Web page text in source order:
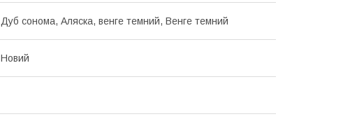
Дуб сонома, Аляска, венге темний, Венге темний
Новий